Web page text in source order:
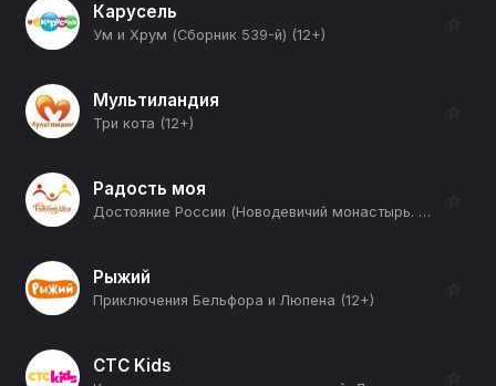
Карусель
Ум и Хрум (Сборник 539-й) (12+)
☆
Мультиландия
Три кота (12+)
☆
Радость моя
Достояние России (Новодевичий монастырь. Царевна Софья. Царица Евдокия) (12+)
☆
Рыжий
Приключения Бельфора и Люпена (12+)
☆
СТС Kids ☆